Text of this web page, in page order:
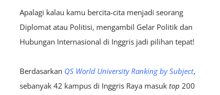
Apalagi kalau kamu bercita-cita menjadi seorang
Diplomat atau Politisi, mengambil Gelar Politik dan
Hubungan Internasional di Inggris jadi pilihan tepat!
Berdasarkan QS World University Ranking by Subject,
sebanyak 42 kampus di Inggris Raya masuk top 200